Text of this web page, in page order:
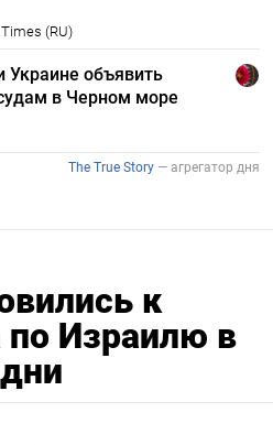
к
по Израилю в